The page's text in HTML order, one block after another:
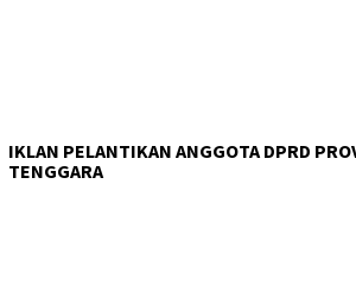
IKLAN PELANTIKAN ANGGOTA DPRD
TENGGARA